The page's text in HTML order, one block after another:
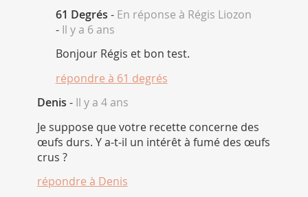
61 Degrés - En réponse à Régis Liozon
- Il y a 6 ans
Bonjour Régis et bon test.
répondre à 61 degrés
Denis - Il y a 4 ans
Je suppose que votre recette concerne des
œufs durs. Y a-t-il un intérêt à fumé des œufs
crus ?
répondre à Denis